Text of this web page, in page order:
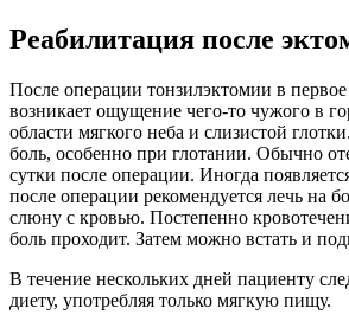
Реабилитация после
После операции тонзилэктомии в
возникает ощущение чего-то чужого в
области мягкого неба и слизистой
боль, особенно при глотании. Обычно
сутки после операции. Иногда
после операции рекомендуется лечь на
слюну с кровью. Постепенно
боль проходит. Затем можно встать и
В течение нескольких дней пациенту
диету, употребляя только мягкую пищу.